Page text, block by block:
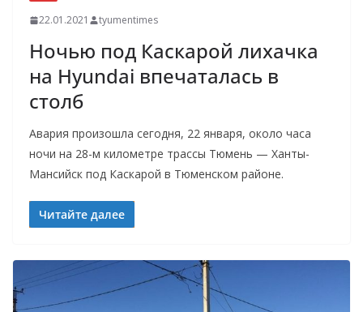
22.01.2021 tyumentimes
Ночью под Каскарой лихачка
на Hyundai впечаталась в
столб
Авария произошла сегодня, 22 января, около часа
ночи на 28-м километре трассы Тюмень — Ханты-
Мансийск под Каскарой в Тюменском районе.
Читайте далее